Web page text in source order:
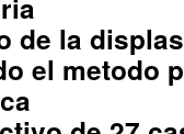
de la
el metodo